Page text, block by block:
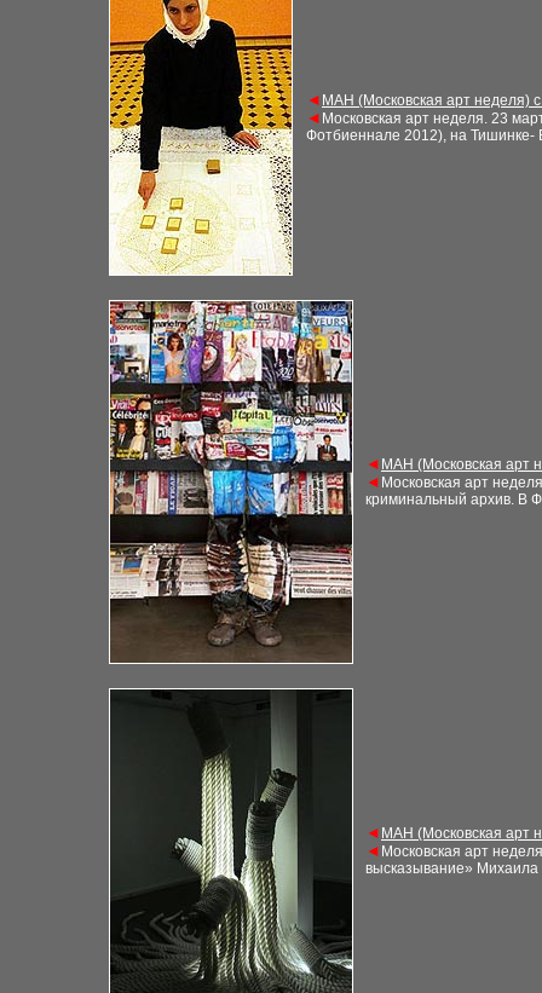
◄ МАН (Московская арт неделя)
◄ Московская арт неделя. 23
Фотбиеннале 2012), на
◄ МАН (Московская арт
◄ Московская арт неделя
криминальный архив. В
◄ МАН (Московская арт
◄ Московская арт неделя
высказывание»